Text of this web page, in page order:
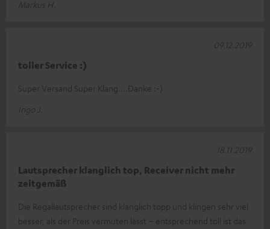
Markus H.
toller Service :)
Super Versand Super Klang....Danke :-)
Ingo J.
09.12.2019
Lautsprecher klanglich top, Receiver nicht mehr
zeitgemäß
Die Regallautsprecher sind klanglich topp und klingen sehr viel
besser, als der Preis vermuten lässt – entsprechend toll ist das
18.11.2019